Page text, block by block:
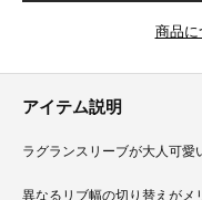
商品に
アイテム説明
ラグランスリーブが大人可愛
異なるリブ幅の切り替えがメ